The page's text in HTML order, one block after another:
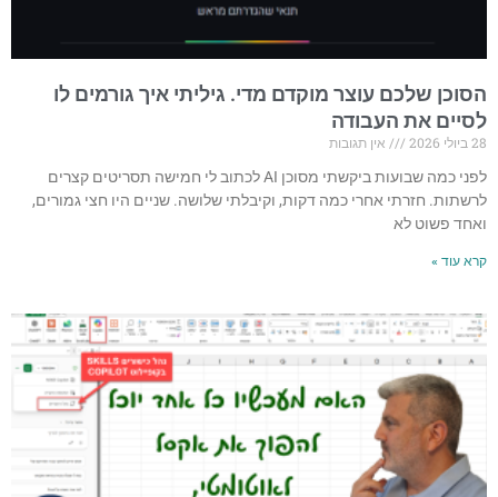
הסוכן שלכם עוצר מוקדם מדי. גיליתי איך גורמים לו
לסיים את העבודה
28 ביולי 2026
אין תגובות
לפני כמה שבועות ביקשתי מסוכן AI לכתוב לי חמישה תסריטים קצרים
לרשתות. חזרתי אחרי כמה דקות, וקיבלתי שלושה. שניים היו חצי גמורים,
ואחד פשוט לא
קרא עוד »